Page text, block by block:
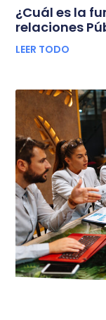
¿Cuál es la
relaciones
LEER TODO